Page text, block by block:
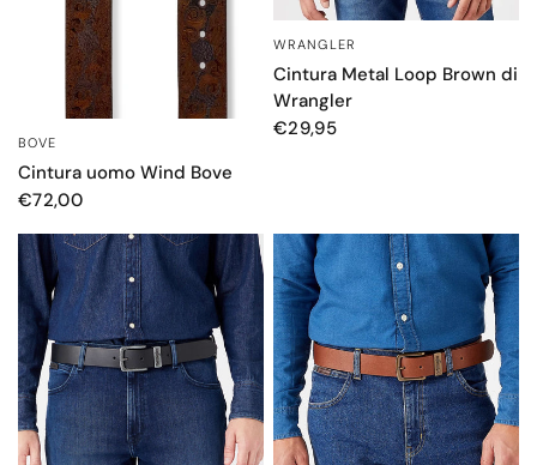
BOVE
Cintura uomo Wind Bove
€72,00
OCCHIATA VELOCE
WRANGLER
Cintura Metal Loop Brown di
Wrangler
€29,95